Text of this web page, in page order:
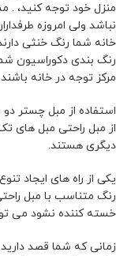
منزل خود توجه کنید، .
نباشد ولی امروزه
خانه شما رنگ خنثی
رنگ بندی دکوراسیون
مرکز توجه در خانه باشند.
استفاده از مبل چستر
از مبل راحتی مبل های
دیگری هستند.
یکی از راه های ایجاد
رنگ متناسب با مبل
خسته کننده نشود می
زمانی که شما قصد